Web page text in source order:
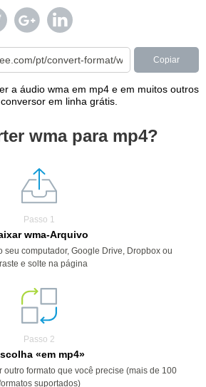
Copiar
a áudio wma em mp4 e em muitos outros
em linha grátis.
wma para mp4?
Passo 1
wma-Arquivo
seu computador, Google Drive, Dropbox ou
e solte na página
Passo 2
«em mp4»
outro formato que você precise (mais de 100
suportados)